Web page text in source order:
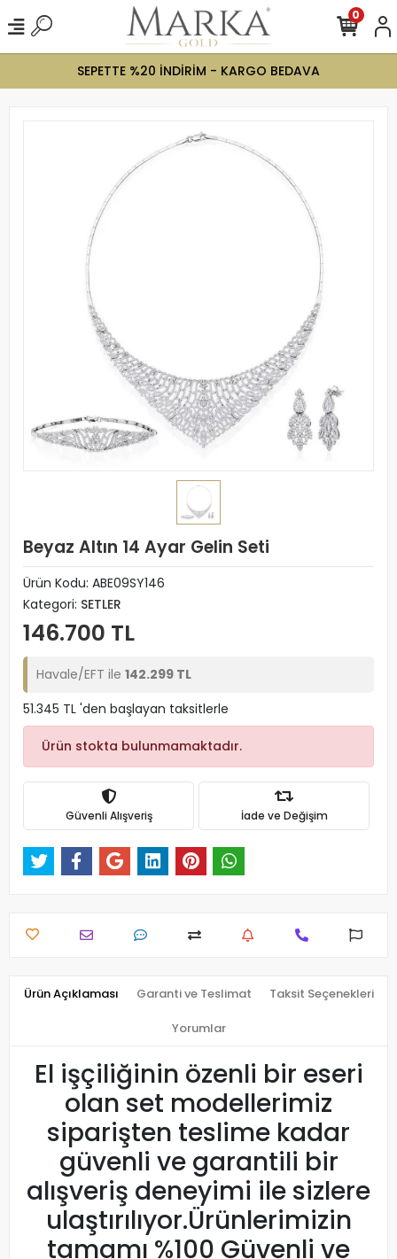
SEPETTE %20 İNDİRİM - KARGO BEDAVA
0
Beyaz Altın 14 Ayar Gelin Seti
Ürün Kodu: ABE09SY146
Kategori: SETLER
146.700 TL
Havale/EFT ile 142.299 TL
51.345 TL 'den başlayan taksitlerle
Ürün stokta bulunmamaktadır.
Güvenli Alışveriş İade ve Değişim
Ürün Açıklaması Garanti ve Teslimat Taksit Seçenekleri
Yorumlar
El işçiliğinin özenli bir eseri
olan set modellerimiz
siparişten teslime kadar
güvenli ve garantili bir
alışveriş deneyimi ile sizlere
ulaştırılıyor.Ürünlerimizin
tamamı %100 Güvenli ve